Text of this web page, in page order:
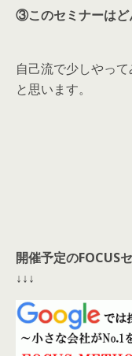
③このセミナーはど
自己流で少しやって
と思います。
開催予定のFOCUS
↓↓↓